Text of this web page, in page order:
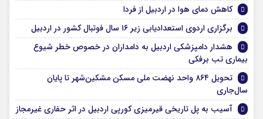
کاهش دمای هوا در اردبیل از فردا
برگزاری اردوی استعدادیابی زیر ۱۶ سال فوتبال کشور در اردبیل
هشدار دامپزشکی اردبیل به دامداران در خصوص خطر شیوع
بیماری تب برفکی
تحویل ۸۶۴ واحد نهضت ملی مسکن مشکین‌شهر تا پایان
سال‌جاری
آسیب به پل تاریخی قیرمیزی کورپی اردبیل در اثر حفاری غیرمجاز